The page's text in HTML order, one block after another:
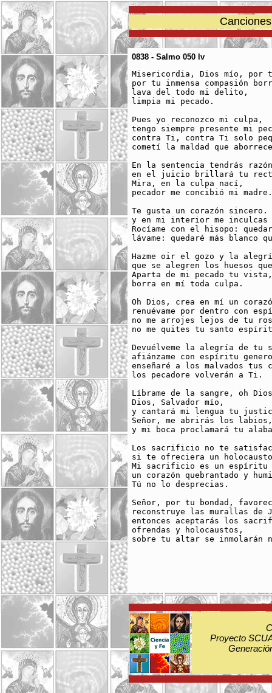
0838 - Salmo 050 lv
Misericordia, Dios mío, por
por tu inmensa compasión
lava del todo mi delito,
limpia mi pecado.
Pues yo reconozco mi culpa,
tengo siempre presente mi
contra Ti, contra Ti solo
cometí la maldad que
En la sentencia tendrás
en el juicio brillará tu
Mira, en la culpa nací,
pecador me concibió mi madre.
Te gusta un corazón sincero.
y en mi interior me inculcas
Rocíame con el hisopo:
lávame: quedaré más blanco
Hazme oir el gozo y la
que se alegren los huesos
Aparta de mi pecado tu vista,
borra en mí toda culpa.
Oh Dios, crea en mí un
renuévame por dentro con
no me arrojes lejos de tu
no me quites tu santo
Devuélveme la alegría de tu
afiánzame con espíritu
enseñaré a los malvados tus
los pecadore volverán a Ti.
Líbrame de la sangre, oh
Dios, Salvador mío,
y cantará mi lengua tu
Señor, me abrirás los labios,
y mi boca proclamará tu
Los sacrificio no te
si te ofreciera un
Mi sacrificio es un espíritu
un corazón quebrantado y
Tú no lo desprecias.
Señor, por tu bondad,
reconstruye las murallas de
entonces aceptarás los
ofrendas y holocaustos,
sobre tu altar se inmolarán
Proyecto